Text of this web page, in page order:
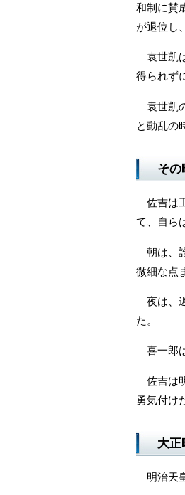
和制に賛
が退位し
袁世凱
得られず
袁世凱
と動乱の
そ
佐吉は
て、自ら
朝は、
微細な点
夜は、
た。
喜一郎
佐吉は
勇気付け
大
明治天